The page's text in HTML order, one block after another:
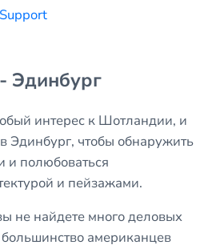
Эдинбург
интерес к Шотландии, и
Эдинбург, чтобы обнаружить
и полюбоваться
и пейзажами.
не найдете много деловых
американцев